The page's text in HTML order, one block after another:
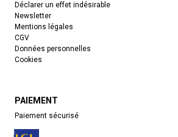
Déclarer un effet indésirable
Newsletter
Mentions légales
CGV
Données personnelles
Cookies
PAIEMENT
Paiement sécurisé